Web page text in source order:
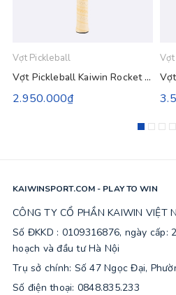
Vợt Pickleball
Vợt Pickleball Kaiwin Rocket Pro 16mm - Đỏ Vàng Be
2.950.000₫
KAIWINSPORT.COM - PLAY TO WIN
CÔNG TY CỔ PHẦN KAIWIN VIỆT
Số ĐKKD : 0109316876, ngày cấp:
hoạch và đầu tư Hà Nội
Trụ sở chính: Số 47 Ngọc Đại,
Số điện thoại: 0848.835.233